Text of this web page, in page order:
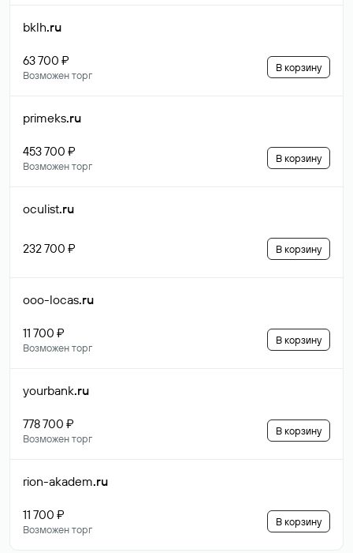
bklh.ru
63 700 ₽
Возможен торг
В корзину
primeks.ru
453 700 ₽
Возможен торг
В корзину
oculist.ru
232 700 ₽ В корзину
ooo-locas.ru
11 700 ₽
Возможен торг
В корзину
yourbank.ru
778 700 ₽
Возможен торг
В корзину
rion-akadem.ru
11 700 ₽
Возможен торг
В корзину